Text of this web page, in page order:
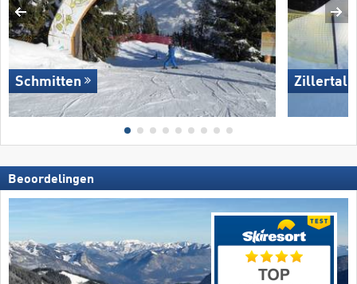
Schmitten Zillertal
Beoordelingen